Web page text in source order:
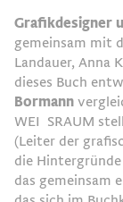
Grafikdesigner
gemeinsam mit
Landauer, Anna
dieses Buch
Bormann
WEI SRAUM
(Leiter der
die
das gemeinsam